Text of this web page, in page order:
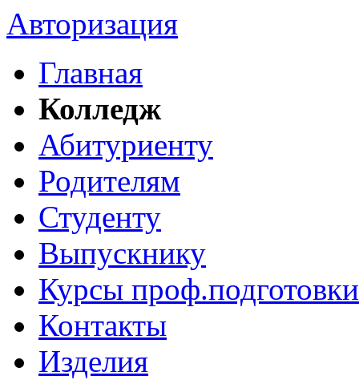
Авторизация
Главная
Колледж
Абитуриенту
Родителям
Студенту
Выпускнику
Курсы проф.подготовки
Контакты
Изделия